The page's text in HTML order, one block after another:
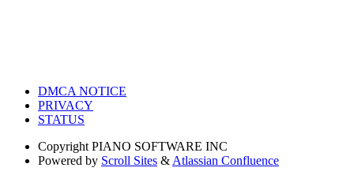
DMCA NOTICE
PRIVACY
STATUS
Copyright PIANO SOFTWARE INC
Powered by Scroll Sites & Atlassian Confluence